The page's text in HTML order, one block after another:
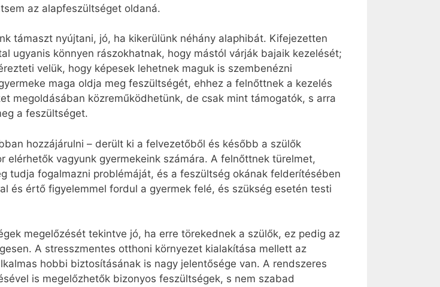
az alapfeszültséget oldaná.
támaszt nyújtani, jó, ha kikerülünk néhány alaphibát. Kifejezetten
ugyanis könnyen rászokhatnak, hogy mástól várják bajaik kezelését;
velük, hogy képesek lehetnek maguk is szembenézni
maga oldja meg feszültségét, ehhez a felnőttnek a kezelés
megoldásában közreműködhetünk, de csak mint támogatók, s arra
a feszültséget.
hozzájárulni – derült ki a felvezetőből és később a szülők
vagyunk gyermekeink számára. A felnőttnek türelmet,
tudja fogalmazni problémáját, és a feszültség okának felderítésében
és értő figyelemmel fordul a gyermek felé, és szükség esetén testi
megelőzését tekintve jó, ha erre törekednek a szülők, ez pedig az
A stresszmentes otthoni környezet kialakítása mellett az
hobbi biztosításának is nagy jelentősége van. A rendszeres
is megelőzhetők bizonyos feszültségek, s nem szabad